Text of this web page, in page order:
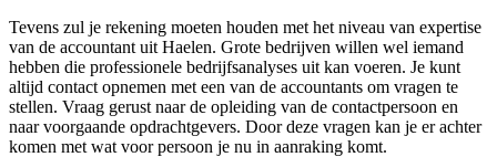
Tevens zul je rekening moeten houden met het niveau van expertise
van de accountant uit Haelen. Grote bedrijven willen wel iemand
hebben die professionele bedrijfsanalyses uit kan voeren. Je kunt
altijd contact opnemen met een van de accountants om vragen te
stellen. Vraag gerust naar de opleiding van de contactpersoon en
naar voorgaande opdrachtgevers. Door deze vragen kan je er achter
komen met wat voor persoon je nu in aanraking komt.